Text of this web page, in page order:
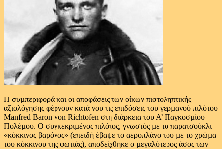
Η συµπεριφορά και οι αποφάσεις των οίκων πιστοληπτικής
αξιολόγησης φέρνουν κατά νου τις επιδόσεις του γερµανού πιλότου
Manfred Baron von Richtofen στη διάρκεια του Α’ Παγκοσµίου
Πολέµου. Ο συγκεκριµένος πιλότος, γνωστός µε το παρατσούκλι
«κόκκινος βαρόνος» (επειδή έβαψε το αεροπλάνο του µε το χρώµα
του κόκκινου της φωτιάς), αποδείχθηκε ο µεγαλύτερος άσος των